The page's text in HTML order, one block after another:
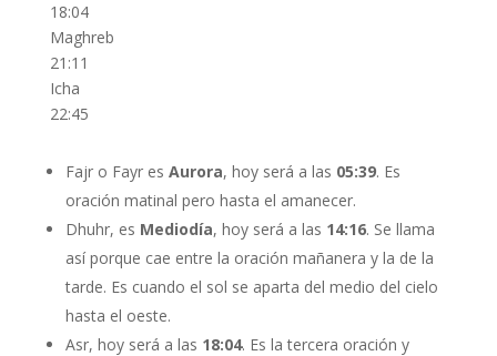
18:04
Maghreb
21:11
Icha
22:45
Fajr o Fayr es Aurora, hoy será a las 05:39. Es
oración matinal pero hasta el amanecer.
Dhuhr, es Mediodía, hoy será a las 14:16. Se llama
así porque cae entre la oración mañanera y la de la
tarde. Es cuando el sol se aparta del medio del cielo
hasta el oeste.
Asr, hoy será a las 18:04. Es la tercera oración y